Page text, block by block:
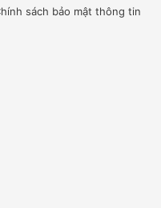
gian , diện tích. Phễu
sẽ, dễ dàng sử dụng ,
QUẢ
không rỉ chất lượng
sách bảo mật thông tin